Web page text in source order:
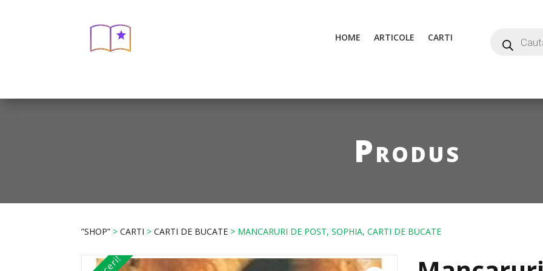
HOME ARTICOLE CARTI
Produs
”SHOP” >CARTI >CARTI DE BUCATE > MANCARURI DE POST, SOPHIA, CARTI DE BUCATE